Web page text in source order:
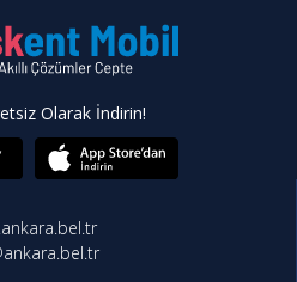
Olarak İndirin!